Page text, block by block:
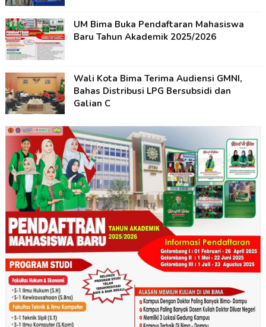
UM Bima Buka Pendaftaran Mahasiswa
Baru Tahun Akademik 2025/2026
Wali Kota Bima Terima Audiensi GMNI,
Bahas Distribusi LPG Bersubsidi dan
Galian C